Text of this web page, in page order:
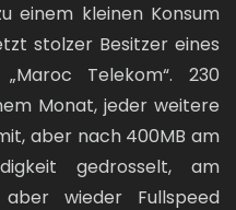
einem kleinen Konsum
stolzer Besitzer eines
Telekom“. 230
Monat, jeder weitere
aber nach 400MB am
gedrosselt, am
wieder Fullspeed